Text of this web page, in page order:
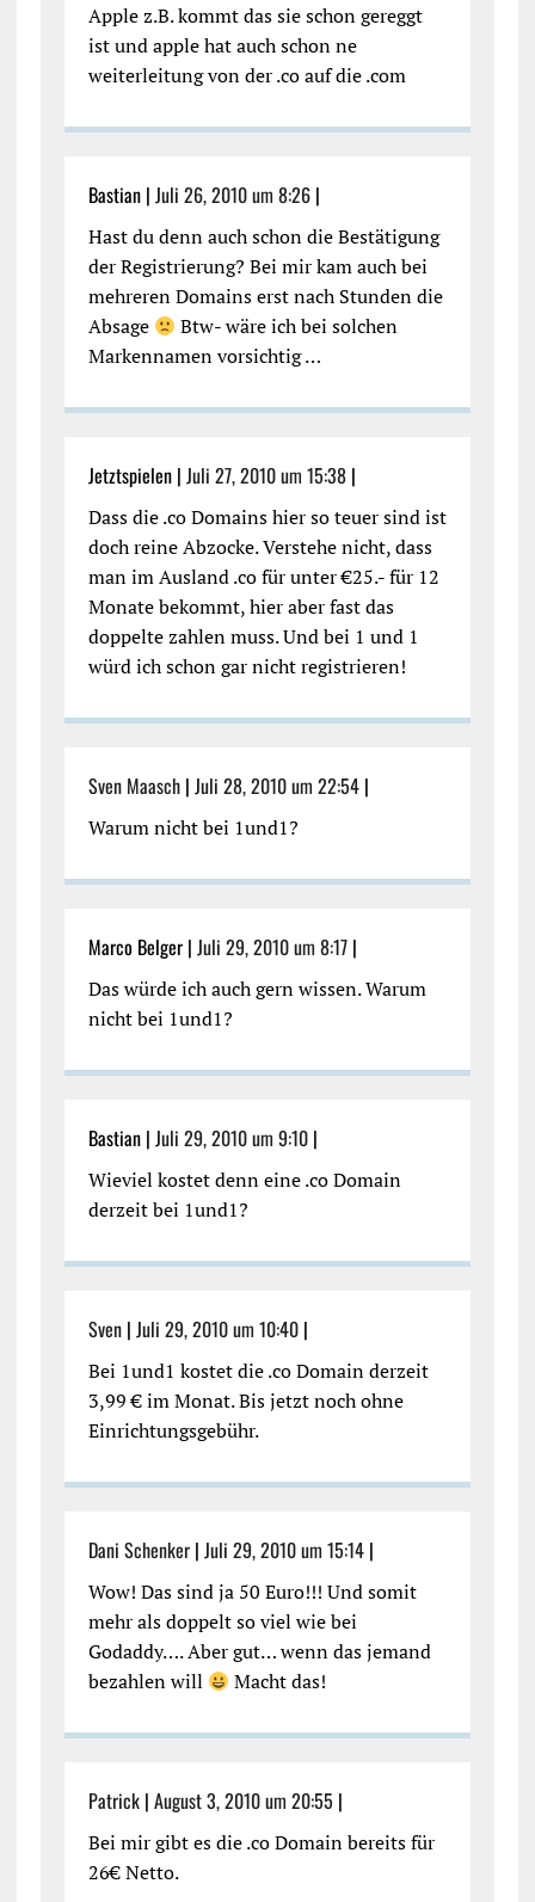
Apple z.B. kommt das sie schon gereggt
ist und apple hat auch schon ne
weiterleitung von der .co auf die .com
Bastian | Juli 26, 2010 um 8:26|
Hast du denn auch schon die Bestätigung
der Registrierung? Bei mir kam auch bei
mehreren Domains erst nach Stunden die
Absage
Btw- wäre ich bei solchen
Markennamen vorsichtig …
Jetztspielen | Juli 27, 2010 um 15:38|
Dass die .co Domains hier so teuer sind ist
doch reine Abzocke. Verstehe nicht, dass
man im Ausland .co für unter €25.- für 12
Monate bekommt, hier aber fast das
doppelte zahlen muss. Und bei 1 und 1
würd ich schon gar nicht registrieren!
Sven Maasch| Juli 28, 2010 um 22:54|
Warum nicht bei 1und1?
Marco Belger | Juli 29, 2010 um 8:17|
Das würde ich auch gern wissen. Warum
nicht bei 1und1?
Bastian | Juli 29, 2010 um 9:10|
Wieviel kostet denn eine .co Domain
derzeit bei 1und1?
Sven| Juli 29, 2010 um 10:40|
Bei 1und1 kostet die .co Domain derzeit
3,99 € im Monat. Bis jetzt noch ohne
Einrichtungsgebühr.
Dani Schenker| Juli 29, 2010 um 15:14|
Wow! Das sind ja 50 Euro!!! Und somit
mehr als doppelt so viel wie bei
Godaddy…. Aber gut… wenn das jemand
bezahlen will
Macht das!
Patrick| August 3, 2010 um 20:55 |
Bei mir gibt es die .co Domain bereits für
26€ Netto.